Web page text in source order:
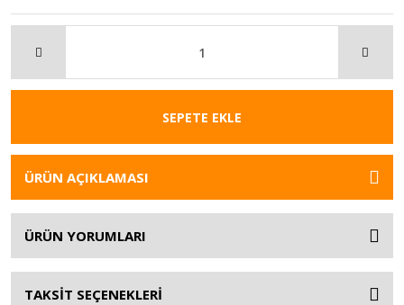
SEPETE EKLE
ÜRÜN AÇIKLAMASI
ÜRÜN YORUMLARI
TAKSİT SEÇENEKLERİ